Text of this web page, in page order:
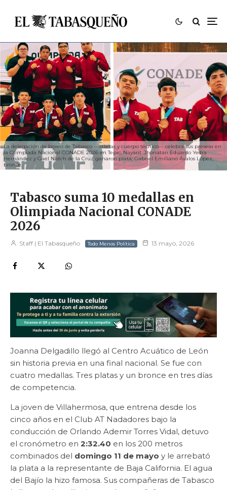
La delegación de boxeo de Tabasco —atletas y cuerpo técnico— celebra sus preseas en
la Olimpiada Nacional CONADE 2026 en Tepic, Nayarit. Jhonatan Eduardo Yedra
Hernández y Gael Nistch de la Cruz ganaron plata; Gabriel Emiliano Ávalos López,
bronce.
Tabasco suma 10 medallas en
Olimpiada Nacional CONADE
2026
Staff | El Tabasqueño Todo Menos Política 13 mayo, 2026
Joanna Delgadillo llegó al Centro Acuático de León
sin historia previa en una final nacional. Se fue con
cuatro medallas. Tres platas y un bronce en tres días
de competencia.
La joven de Villahermosa, que entrena desde los
cinco años en el Club AT Nadadores bajo la
conducción de Orlando Ademir Torres Vidal, detuvo
el cronómetro en 2:32.40 en los 200 metros
combinados del domingo 11 de mayo y le arrebató
la plata a la representante de Baja California. El agua
del Bajío la hizo famosa. Sus compañeras de Tabasco